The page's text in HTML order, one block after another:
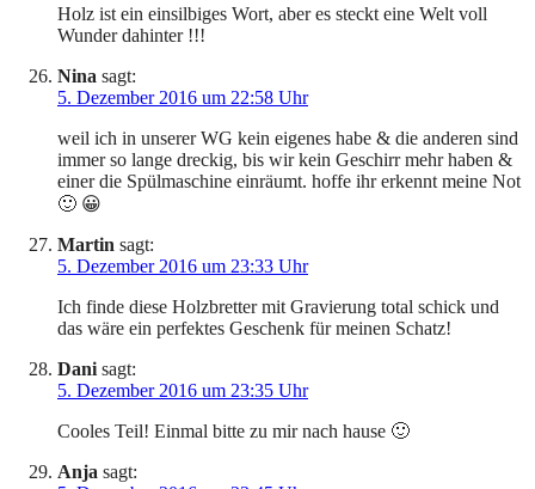
Holz ist ein einsilbiges Wort, aber es steckt eine Welt voll
Wunder dahinter !!!
Nina sagt:
5. Dezember 2016 um 22:58 Uhr
weil ich in unserer WG kein eigenes habe & die anderen sind
immer so lange dreckig, bis wir kein Geschirr mehr haben &
einer die Spülmaschine einräumt. hoffe ihr erkennt meine Not
🙂 😀
Martin sagt:
5. Dezember 2016 um 23:33 Uhr
Ich finde diese Holzbretter mit Gravierung total schick und
das wäre ein perfektes Geschenk für meinen Schatz!
Dani sagt:
5. Dezember 2016 um 23:35 Uhr
Cooles Teil! Einmal bitte zu mir nach hause 🙂
Anja sagt: